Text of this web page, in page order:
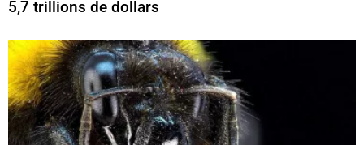
5,7 trillions de dollars